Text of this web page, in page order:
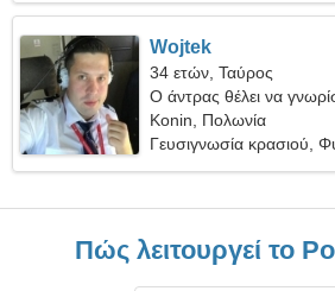
Wojtek
34 ετών, Ταύρος
Ο άντρας θέλει να
Konin, Πολωνία
Γευσιγνωσία κρασιού,
Πώς λειτουργεί το